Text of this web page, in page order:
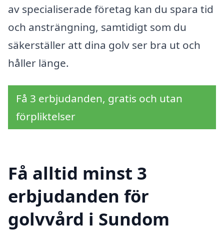
av specialiserade företag kan du spara tid
och ansträngning, samtidigt som du
säkerställer att dina golv ser bra ut och
håller länge.
Få 3 erbjudanden, gratis och utan
förpliktelser
Få alltid minst 3
erbjudanden för
golvvård i Sundom